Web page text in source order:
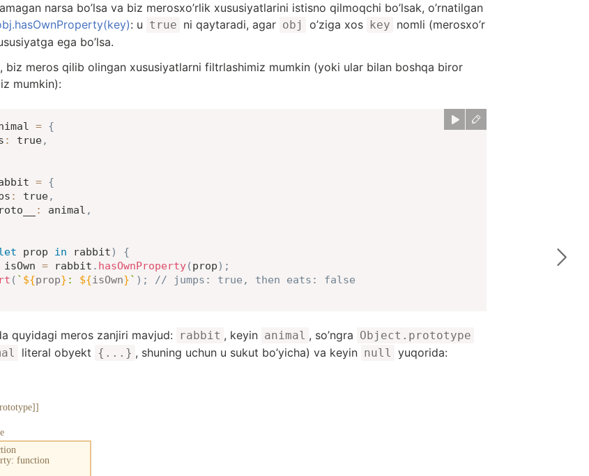
narsa bo’lsa va biz merosxo’rlik xususiyatlarini istisno qilmoqchi bo’lsak, o’rnatilgan
: u true ni qaytaradi, agar obj o’ziga xos key nomli (merosxo’r
ega bo’lsa.
biz meros qilib olingan xususiyatlarni filtrlashimiz mumkin (yoki ular bilan boshqa biror
mumkin):
= {
: true,
= {
: true,
: animal ,
prop in rabbit)
{
isOwn = rabbit . hasOwnProperty(prop) ;
( ` ${prop} : ${isOwn}` ) ;
// jumps: true, then eats: false
quyidagi meros zanjiri mavjud: rabbit , keyin animal , so’ngra Object.prototype
literal obyekt {...} , shuning uchun u sukut bo’yicha) va keyin null yuqorida: